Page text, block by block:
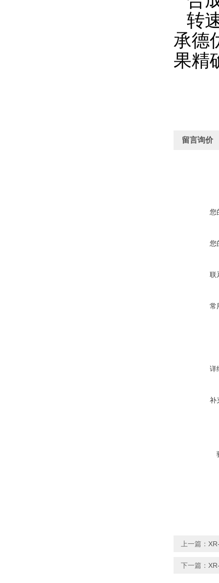
转
承德
果精
留言询价
您
您
联
常
详
补
上一篇：
下一篇：